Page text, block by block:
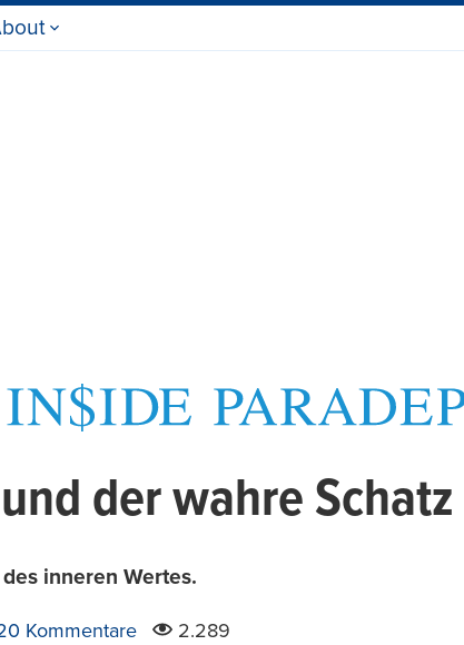
der wahre Schatz
inneren Wertes.
Kommentare 2.289